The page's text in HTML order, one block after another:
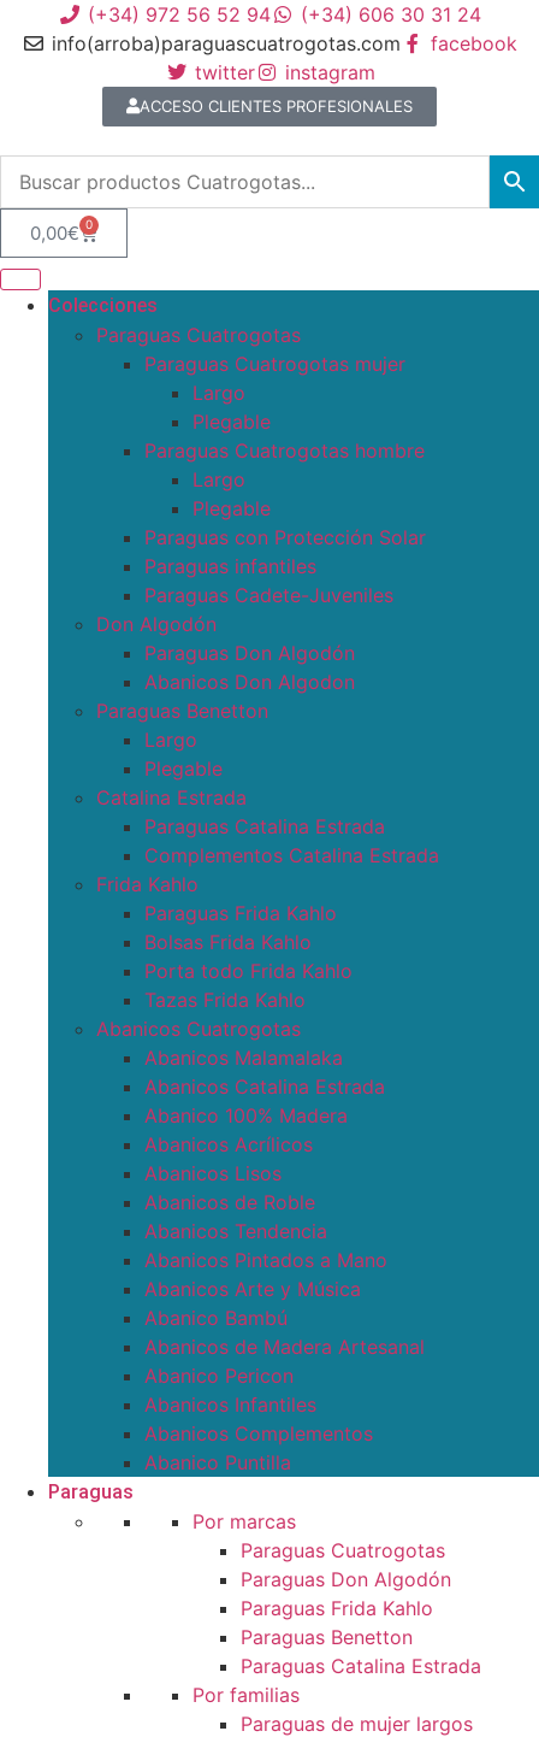
(+34) 972 56 52 94
(+34) 606 30 31 24
info(arroba)paraguascuatrogotas.com
facebook
twitter
instagram
ACCESO CLIENTES PROFESIONALES
0,00€ 0
Colecciones
Paraguas Cuatrogotas
Paraguas Cuatrogotas mujer
Largo
Plegable
Paraguas Cuatrogotas hombre
Largo
Plegable
Paraguas con Protección Solar
Paraguas infantiles
Paraguas Cadete-Juveniles
Don Algodón
Paraguas Don Algodón
Abanicos Don Algodon
Paraguas Benetton
Largo
Plegable
Catalina Estrada
Paraguas Catalina Estrada
Complementos Catalina Estrada
Frida Kahlo
Paraguas Frida Kahlo
Bolsas Frida Kahlo
Porta todo Frida Kahlo
Tazas Frida Kahlo
Abanicos Cuatrogotas
Abanicos Malamalaka
Abanicos Catalina Estrada
Abanico 100% Madera
Abanicos Acrílicos
Abanicos Lisos
Abanicos de Roble
Abanicos Tendencia
Abanicos Pintados a Mano
Abanicos Arte y Música
Abanico Bambú
Abanicos de Madera Artesanal
Abanico Pericon
Abanicos Infantiles
Abanicos Complementos
Abanico Puntilla
Paraguas
Por marcas
Paraguas Cuatrogotas
Paraguas Don Algodón
Paraguas Frida Kahlo
Paraguas Benetton
Paraguas Catalina Estrada
Por familias
Paraguas de mujer largos